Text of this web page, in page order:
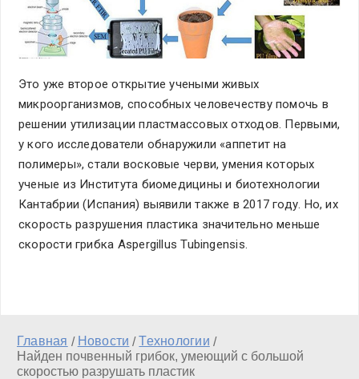
Это уже второе открытие учеными живых
микроорганизмов, способных человечеству помочь в
решении утилизации пластмассовых отходов. Первыми,
у кого исследователи обнаружили «аппетит на
полимеры», стали восковые черви, умения которых
ученые из Института биомедицины и биотехнологии
Кантабрии (Испания) выявили также в 2017 году. Но, их
скорость разрушения пластика значительно меньше
скорости грибка Aspergillus Tubingensis.
Главная / Новости /Технологии /
Найден почвенный грибок, умеющий с большой
скоростью разрушать пластик